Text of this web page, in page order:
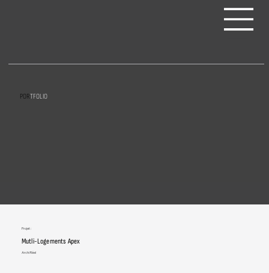
PORTFOLIO
Archi Réel
Mutli-Logements Apex
Projet :